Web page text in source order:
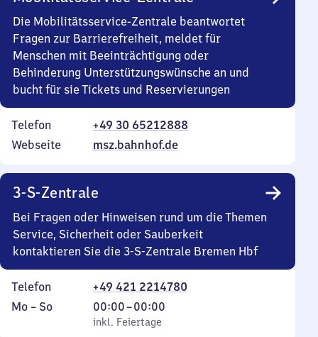
Die Mobilitätsservice-Zentrale beantwortet
Fragen zur Barrierefreiheit, meldet für
Menschen mit Beeinträchtigung oder
Behinderung Unterstützungswünsche an und
bucht für sie Tickets und Reservierungen
Telefon
+49 30 65212888
Webseite
msz.bahnhof.de
3-S-Zentrale
Bei Fragen oder Hinweisen rund um die Themen
Service, Sicherheit oder Sauberkeit
kontaktieren Sie die 3-S-Zentrale Bremen Hbf
Telefon
+49 421 2214780
Montag
Mo – So,
inkl. Feiertage
00:00–00:00
Von
0
inkl. Feiertage